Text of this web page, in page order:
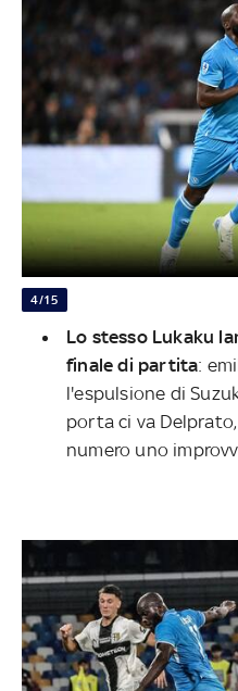
4/15
Lo stesso Lukaku
finale di partita:
l'espulsione di
porta ci va
numero uno